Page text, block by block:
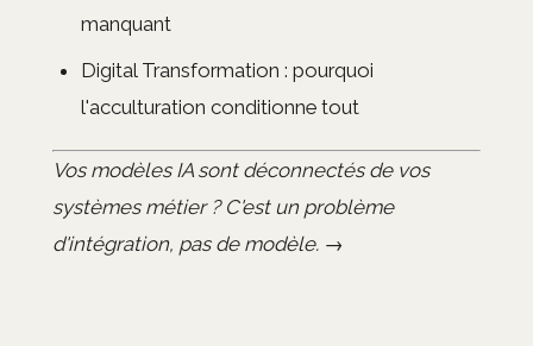
manquant
Digital Transformation : pourquoi
l'acculturation conditionne tout
Vos modèles IA sont déconnectés de vos
systèmes métier ? C'est un problème
d'intégration, pas de modèle. →